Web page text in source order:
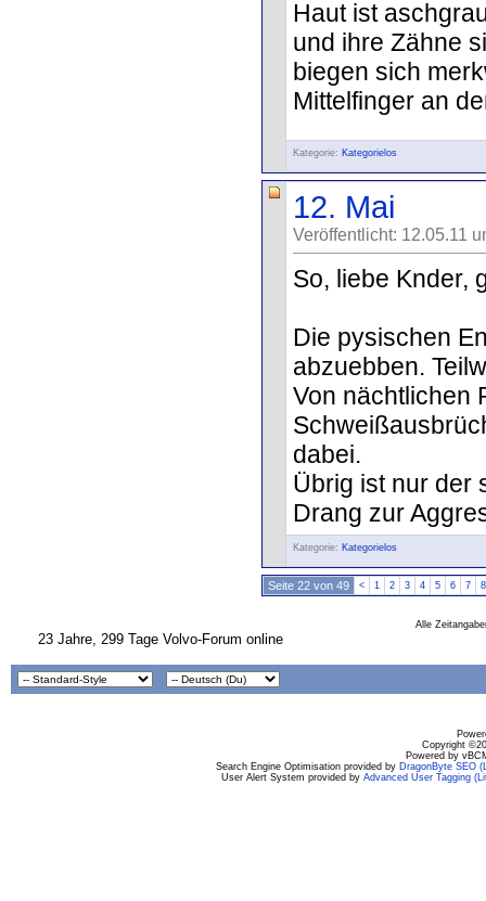
Haut ist
und ihre Zähne
biegen sich
Mittelfinger an
Kategorie: Kategorielos
12. Mai
Veröffentlicht: 12.05.11
So, liebe Knder,
Die pysischen
abzuebben.
Von nächtlichen
dabei.
Übrig ist nur der
Drang zur
Kategorie: Kategorielos
Seite 22 von 49 < 1 2 3 4 5 6 7 8
Alle
23 Jahre, 299 Tage Volvo-Forum online
Copyright
Powered by
Search Engine Optimisation provided by DragonByte SEO
User Alert System provided byAdvanced User Tagging